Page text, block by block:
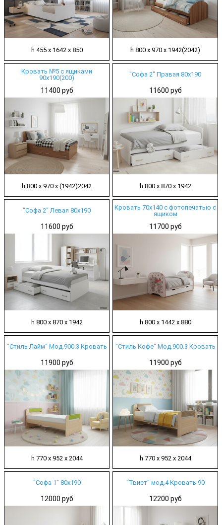
h 455 х 1642 х 850 h 800 х 970 х 1942(2042)
Кровать №5 с ящиками
90х190(200)
11400 руб
h 800 х 970 х (1942)2042
"Софа 2" Правая 80х190
11600 руб
h 800 х 870 х 1942
"Софа 2" Левая 80х190
11600 руб
h 800 х 870 х 1942
Кровать 70х140 с фотопечатью с
ящиком
11700 руб
h 800 х 1442 х 880
"Стиль Лайм" Мод.900.3 Кровать
11900 руб
h 770 х 952 х 2044
"Стиль Кофе" Мод.900.3 Кровать
11900 руб
h 770 х 952 х 2044
"Софа 1" 80х190
12000 руб
"Твист" мод.4 Кровать 90
12200 руб